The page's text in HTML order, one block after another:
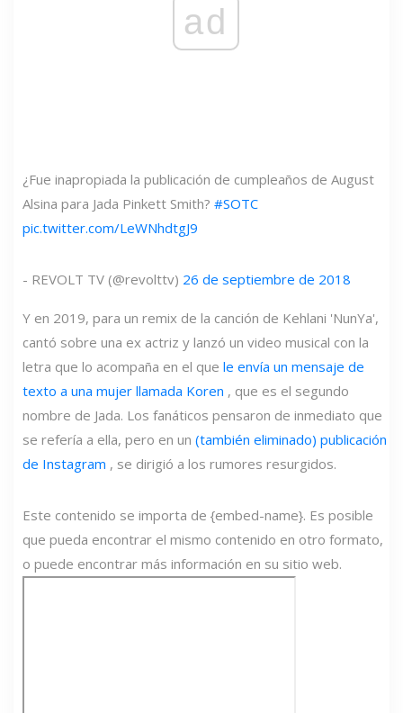
ad
¿Fue inapropiada la publicación de cumpleaños de August
Alsina para Jada Pinkett Smith? #SOTC
pic.twitter.com/LeWNhdtgJ9
- REVOLT TV (@revolttv) 26 de septiembre de 2018
Y en 2019, para un remix de la canción de Kehlani 'NunYa',
cantó sobre una ex actriz y lanzó un video musical con la
letra que lo acompaña en el que le envía un mensaje de
texto a una mujer llamada Koren , que es el segundo
nombre de Jada. Los fanáticos pensaron de inmediato que
se refería a ella, pero en un (también eliminado) publicación
de Instagram , se dirigió a los rumores resurgidos.
Este contenido se importa de {embed-name}. Es posible
que pueda encontrar el mismo contenido en otro formato,
o puede encontrar más información en su sitio web.